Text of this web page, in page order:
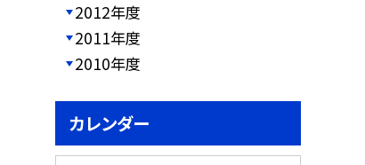
2012年度
2011年度
2010年度
カレンダー